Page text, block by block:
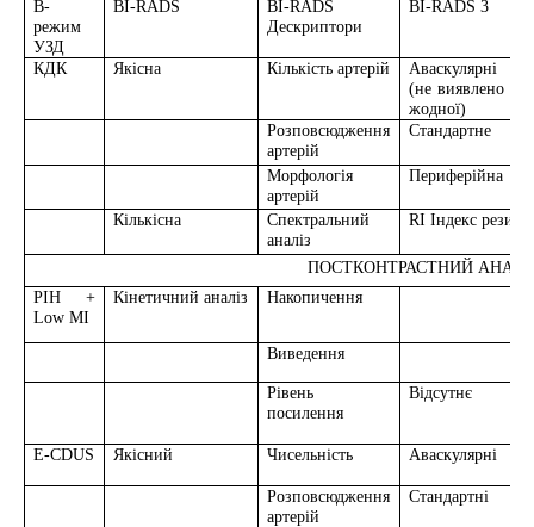
В-
режим
УЗД
BI-RADS
BI-RADS
Дескриптори
BI-RADS 3
КДК Якісна Кількість артерій
Аваскулярні
(не виявлено
жодної)
Розповсюдження
артерій
Стандартне
Морфологія
артерій
Периферійна
Кількісна
Спектральний
аналіз
RI Індекс
ПОСТКОНТРАСТНИЙ АНАЛ
PIH +
Low MI
Кінетичний аналіз Накопичення
Виведення
Рівень
посилення
Відсутнє
E-CDUS Якісний Чисельність Аваскулярні
Розповсюдження
артерій
Стандартні